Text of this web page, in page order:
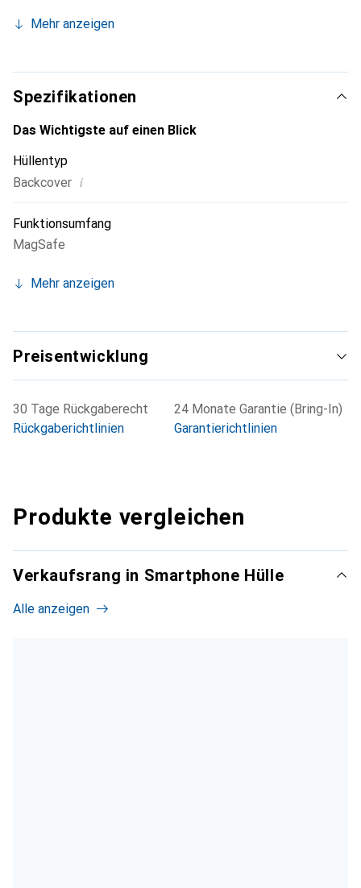
unverzichtbaren Accessoire Ihres Smartphones.
die Marke Noreve eine sichere Wahl für eine
anspruchsvolle Kundschaft.
Mehr anzeigen
Spezifikationen
Das Wichtigste auf einen Blick
Hüllentyp
Backcover i
Funktionsumfang
MagSafe
Mehr anzeigen
Preisentwicklung
30 Tage Rückgaberecht
Rückgaberichtlinien
24 Monate Garantie (Bring-In)
Garantierichtlinien
Produkte vergleichen
Verkaufsrang in Smartphone Hülle
Alle anzeigen